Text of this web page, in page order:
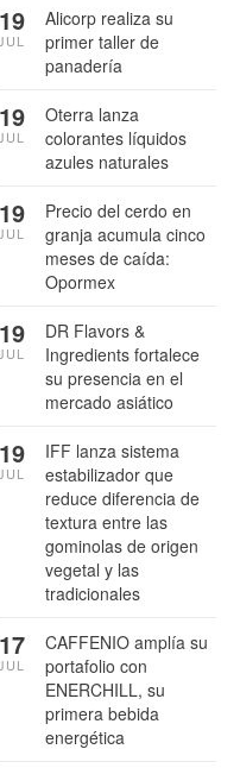
Alicorp realiza su
primer taller de
panadería
19
Oterra lanza
colorantes líquidos
azules naturales
19
Precio del cerdo en
granja acumula cinco
meses de caída:
Opormex
19
DR Flavors &
Ingredients fortalece
su presencia en el
mercado asiático
19
IFF lanza sistema
estabilizador que
reduce diferencia de
textura entre las
gominolas de origen
vegetal y las
tradicionales
19
CAFFENIO amplía su
portafolio con
ENERCHILL, su
primera bebida
energética
17